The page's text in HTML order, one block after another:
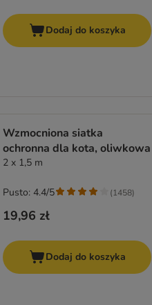
Dodaj do koszyka
Wzmocniona siatka
ochronna dla kota, oliwkowa
2 x 1,5 m
19,96 zł
Pusto: 4.4/5 (1458)
Dodaj do koszyka